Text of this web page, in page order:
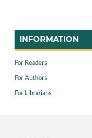
INFORMATION
For Readers
For Authors
For Librarians